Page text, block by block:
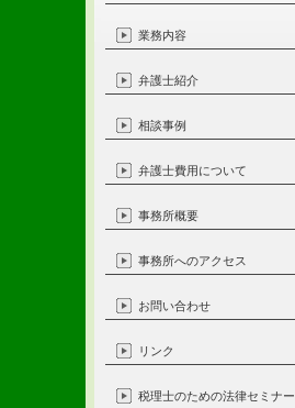
業務内容
弁護士紹介
相談事例
弁護士費用について
事務所概要
事務所へのアクセス
お問い合わせ
リンク
税理士のための法律セミナー